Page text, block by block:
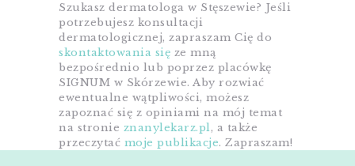
Szukasz dermatologa w Stęszewie? Jeśli
potrzebujesz konsultacji
dermatologicznej, zapraszam Cię do
skontaktowania się ze mną
bezpośrednio lub poprzez placówkę
SIGNUM w Skórzewie. Aby rozwiać
ewentualne wątpliwości, możesz
zapoznać się z opiniami na mój temat
na stronie znanylekarz.pl, a także
przeczytać moje publikacje. Zapraszam!